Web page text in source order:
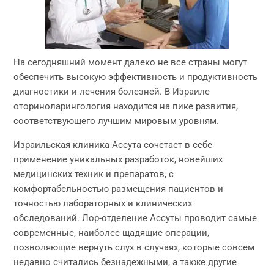
На сегодняшний момент далеко не все страны могут
обеспечить высокую эффективность и продуктивность
диагностики и лечения болезней. В Израиле
оториноларингология находится на пике развития,
соответствующего лучшим мировым уровням.
Израильская клиника Ассута сочетает в себе
применение уникальных разработок, новейших
медицинских техник и препаратов, с
комфортабельностью размещения пациентов и
точностью лабораторных и клинических
обследований. Лор-отделение Ассуты проводит самые
современные, наиболее щадящие операции,
позволяющие вернуть слух в случаях, которые совсем
недавно считались безнадежными, а также другие